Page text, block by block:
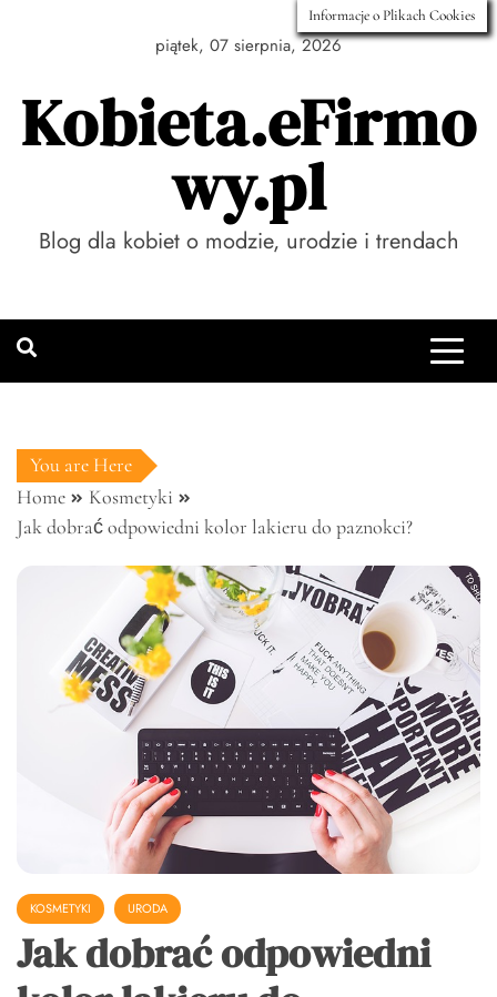
piątek, 07 sierpnia, 2026
Kobieta.eFirmo
wy.pl
Blog dla kobiet o modzie, urodzie i trendach
You are Here
Home
Kosmetyki
Jak dobrać odpowiedni kolor lakieru do paznokci?
KOSMETYKI URODA
Jak dobrać odpowiedni
Informacje o Plikach Cookies